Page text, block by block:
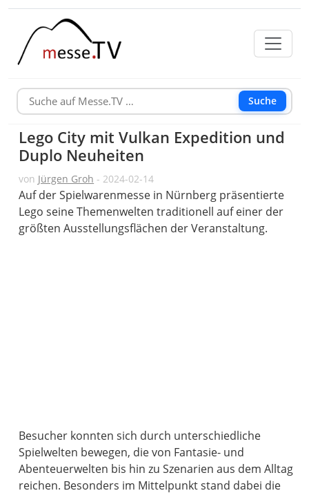
Suche
Lego City mit Vulkan Expedition und
Duplo Neuheiten
von Jürgen Groh - 2024-02-14
Auf der Spielwarenmesse in Nürnberg präsentierte
Lego seine Themenwelten traditionell auf einer der
größten Ausstellungsflächen der Veranstaltung.
Besucher konnten sich durch unterschiedliche
Spielwelten bewegen, die von Fantasie- und
Abenteuerwelten bis hin zu Szenarien aus dem Alltag
reichen. Besonders im Mittelpunkt stand dabei die